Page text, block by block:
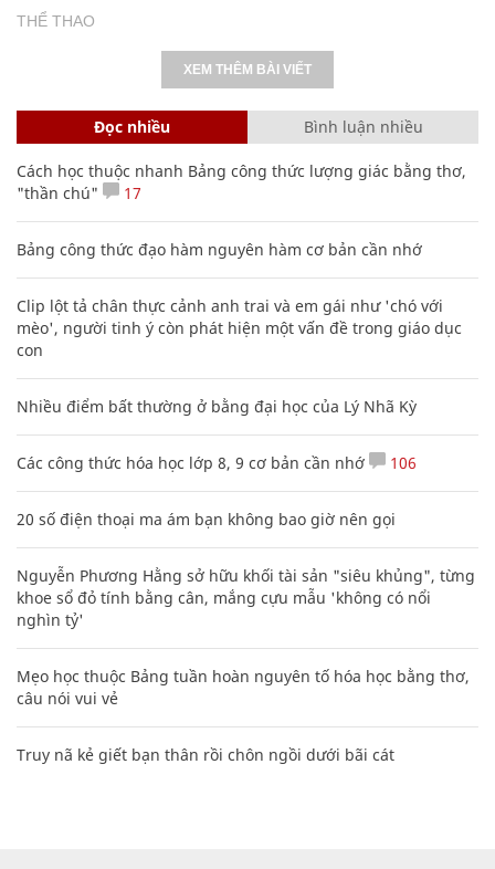
THỂ THAO
XEM THÊM BÀI VIẾT
Đọc nhiều Bình luận nhiều
Cách học thuộc nhanh Bảng công thức lượng giác bằng thơ,
"thần chú"
17
Bảng công thức đạo hàm nguyên hàm cơ bản cần nhớ
Clip lột tả chân thực cảnh anh trai và em gái như 'chó với
mèo', người tinh ý còn phát hiện một vấn đề trong giáo dục
con
Nhiều điểm bất thường ở bằng đại học của Lý Nhã Kỳ
Các công thức hóa học lớp 8, 9 cơ bản cần nhớ 106
20 số điện thoại ma ám bạn không bao giờ nên gọi
Nguyễn Phương Hằng sở hữu khối tài sản "siêu khủng", từng
khoe sổ đỏ tính bằng cân, mắng cựu mẫu 'không có nổi
nghìn tỷ'
Mẹo học thuộc Bảng tuần hoàn nguyên tố hóa học bằng thơ,
câu nói vui vẻ
Truy nã kẻ giết bạn thân rồi chôn ngồi dưới bãi cát